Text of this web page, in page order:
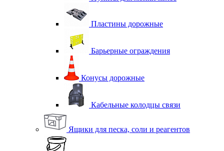
Пластины дорожные
Барьерные ограждения
Конусы дорожные
Кабельные колодцы связи
Ящики для песка, соли и реагентов